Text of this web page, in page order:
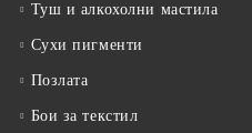
Туш и алкохолни мастила
Сухи пигменти
Позлата
Бои за текстил